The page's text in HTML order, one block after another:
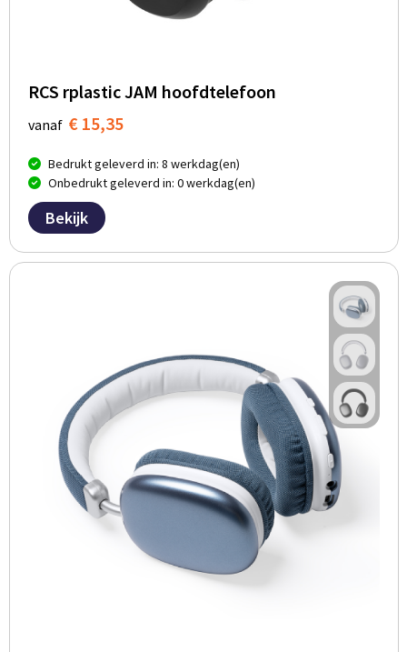
RCS rplastic JAM hoofdtelefoon
vanaf € 15,35
Bedrukt geleverd in: 8 werkdag(en)
Onbedrukt geleverd in: 0 werkdag(en)
Bekijk